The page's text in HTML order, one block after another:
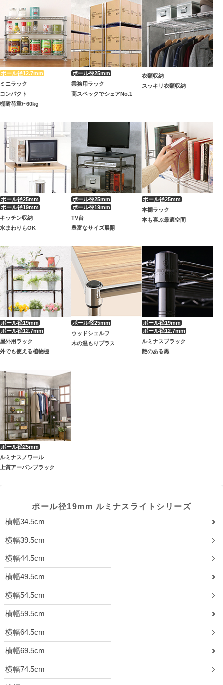
ミニラック
コンパクト
棚耐荷重/~60kg
業務用ラック
高スペックでシェアNo.1
衣類収納
スッキリ衣類収納
キッチン収納
水まわりもOK
TV台
豊富なサイズ展開
本棚ラック
本も喜ぶ最適空間
屋外用ラック
外でも使える植物棚
ウッドシェルフ
木の温もりプラス
ルミナスブラック
艶のある黒
ルミナスノワール
上質アーバンブラック
ポール径19mm ルミナスライトシリーズ
横幅34.5cm
横幅39.5cm
横幅44.5cm
横幅49.5cm
横幅54.5cm
横幅59.5cm
横幅64.5cm
横幅69.5cm
横幅74.5cm